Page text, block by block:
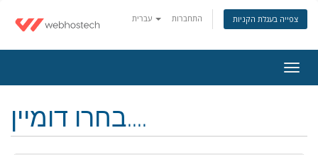
התחברות צפייה בעגלת הקניות
בחרו דומיין....